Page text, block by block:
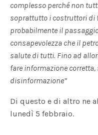
complesso perché non
soprattutto i costruttori di
probabilmente il
consapevolezza che il
salute di tutti. Fino ad
fare informazione
disinformazione”
Di questo e di altro ne
lunedì 5 febbraio.